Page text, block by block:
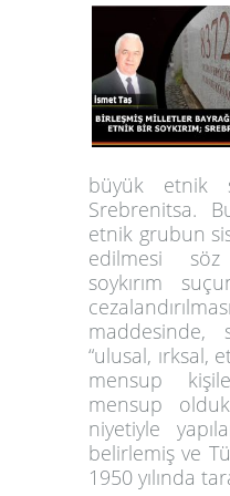
büyük etnik
Srebrenitsa.
etnik grubun
edilmesi
soykırım
maddesinde,
“ulusal, ırksal,
mensup
mensup
niyetiyle
belirlemiş ve
1950 yılında